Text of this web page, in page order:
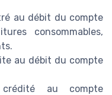
au débit du compte
consommables,
au débit du compte
au compte